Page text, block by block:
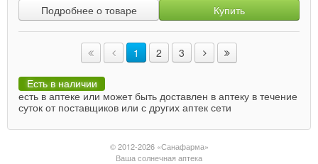
Подробнее о товаре Купить
1 2 3
Есть в наличии
есть в аптеке или может быть доставлен в аптеку в течение
суток от поставщиков или с других аптек сети
© 2012-2026 «Санафарма»
Ваша солнечная аптека